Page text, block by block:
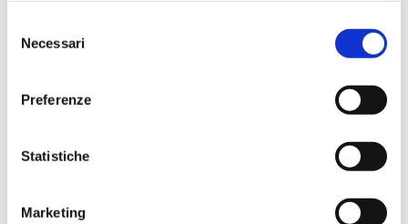
delNecessari
Preferenze
Statistiche
Marketing
★★★★★
puntuale e cordiale, spedizione rapida e prodotti
effettivamente disponibili come indicato sul sito, senza
sorprese o ritardi. Servizio affidabile e professionale.